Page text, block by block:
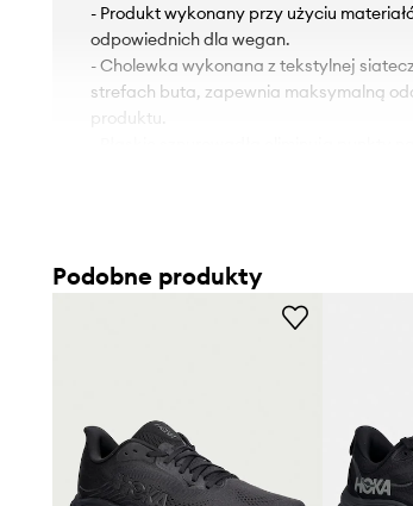
- Produkt wykonany przy użyciu
odpowiednich dla wegan.
- Cholewka wykonana z tekstylnej
strefach buta, zapewnia maksymalną
produktu.
tworzywa sztucznego, zapewnia
- META-ROCKER to specjalny układ
niewielką różnicą w obszarze pomiędzy
- Elementy odblaskowe zwiększają
- ACTIVE FOOT FRAME jest
w bucie, niezależnie od jej kształtu i
Podobne produkty